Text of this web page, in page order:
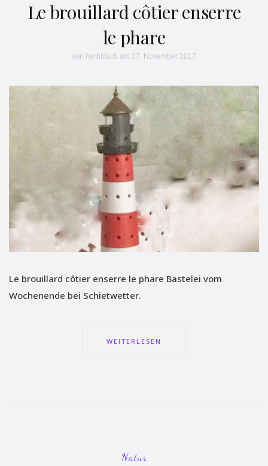
Le brouillard côtier enserre
le phare
von herbfrisch am 27. November 2017
Le brouillard côtier enserre le phare Bastelei vom
Wochenende bei Schietwetter.
WEITERLESEN
Natur